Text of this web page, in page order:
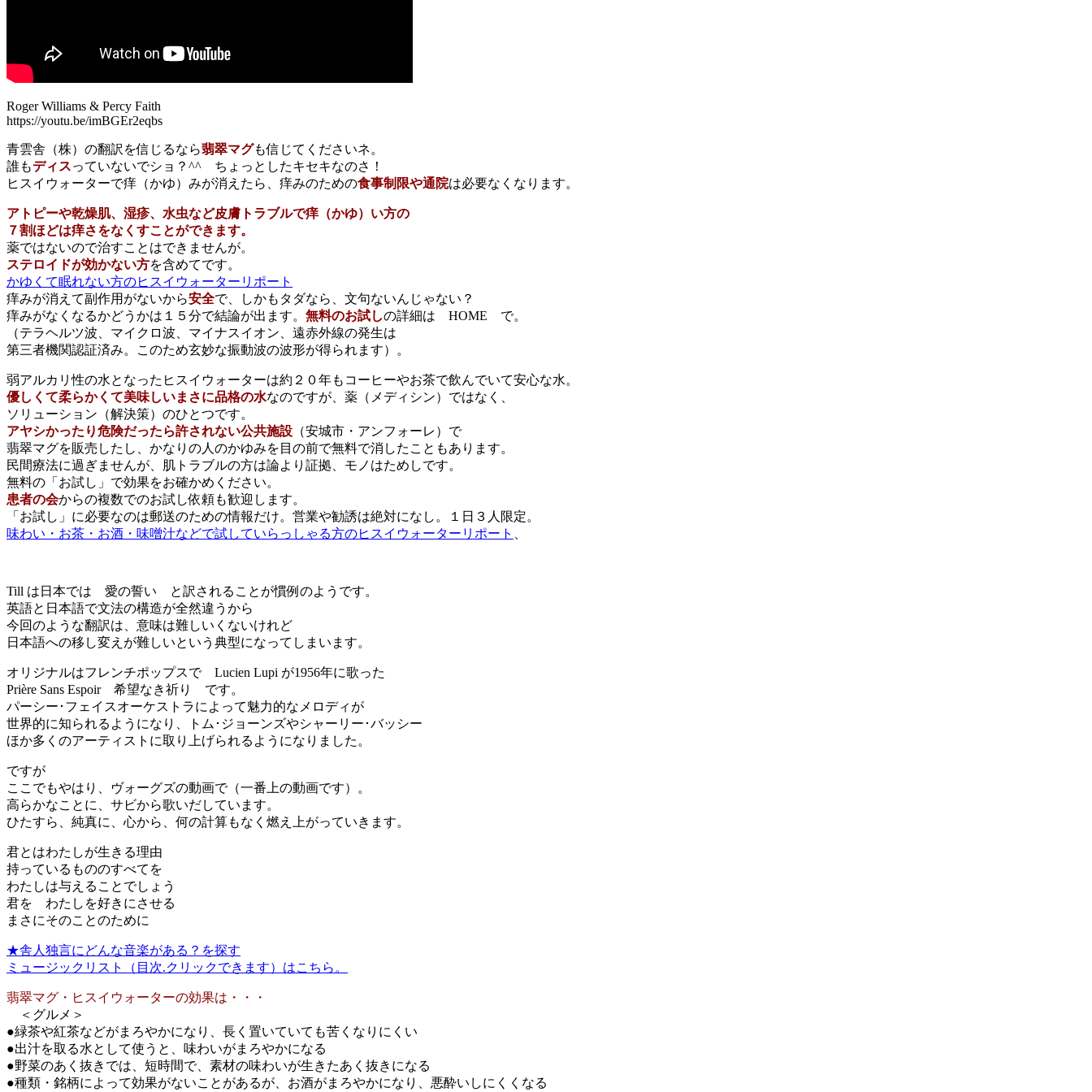
Roger Williams & Percy Faith
https://youtu.be/imBGEr2eqbs
青雲舎（株）の翻訳を信じるなら翡翠マグも信じてくださいネ。
誰もディスっていないでショ？^^ ちょっとしたキセキなのさ！
ヒスイウォーターで痒（かゆ）みが消えたら、痒みのための食事制限や通院は必要なくなります。
アトピーや乾燥肌、湿疹、水虫など皮膚トラブルで痒（かゆ）い方の
７割ほどは痒さをなくすことができます。
薬ではないので治すことはできませんが。
ステロイドが効かない方を含めてです。
かゆくて眠れない方のヒスイウォーターリポート
痒みが消えて副作用がないから安全で、しかもタダなら、文句ないんじゃない？
痒みがなくなるかどうかは１５分で結論が出ます。 無料のお試しの詳細は HOME で。
（テラヘルツ波、マイクロ波、マイナスイオン、遠赤外線の発生は
第三者機関認証済み。このため玄妙な振動波の波形が得られます）。
弱アルカリ性の水となったヒスイウォーターは約２０年もコーヒーやお茶で飲んでいて安心な水。
優しくて柔らかくて美味しいまさに品格の水なのですが、薬（メディシン）ではなく、
ソリューション（解決策）のひとつです。
アヤシかったり危険だったら許されない公共施設 （安城市・アンフォーレ）で
翡翠マグを販売したし、かなりの人のかゆみを目の前で無料で消したこともあります。
民間療法に過ぎませんが、肌トラブルの方は論より証拠、モノはためしです。
無料の「お試し」で効果をお確かめください。
患者の会からの複数でのお試し依頼も歓迎します。
「お試し」に必要なのは郵送のための情報だけ。営業や勧誘は絶対になし。１日３人限定。
味わい・お茶・お酒・味噌汁などで試していらっしゃる方のヒスイウォーターリポート
Till は日本では 愛の誓い と訳されることが慣例のようです。
英語と日本語で文法の構造が全然違うから
今回のような翻訳は、意味は難しいくないけれど
日本語への移し変えが難しいという典型になってしまいます。
オリジナルはフレンチポップスで Lucien Lupi が1956年に歌った
Prière Sans Espoir 希望なき祈り です。
パーシー･フェイスオーケストラによって魅力的なメロディが
世界的に知られるようになり、トム･ジョーンズやシャーリー･バッシー
ほか多くのアーティストに取り上げられるようになりました。
ですが
ここでもやはり、ヴォーグズの動画で（一番上の動画です）。
高らかなことに、サビから歌いだしています。
ひたすら、純真に、心から、何の計算もなく燃え上がっていきます。
君とはわたしが生きる理由
持っているもののすべてを
わたしは与えることでしょう
君を わたしを好きにさせる
まさにそのことのために
★舎人独言にどんな音楽がある？を探す
ミュージックリスト（目次.クリックできます）はこちら。
翡翠マグ・ヒスイウォーターの効果は・・・
＜グルメ＞
●緑茶や紅茶などがまろやかになり、長く置いていても苦くなりにくい
●出汁を取る水として使うと、味わいがまろやかになる
●野菜のあく抜きでは、短時間で、素材の味わいが生きたあく抜きになる
●種類・銘柄によって効果がないことがあるが、お酒がまろやかになり、悪酔いしにくくなる